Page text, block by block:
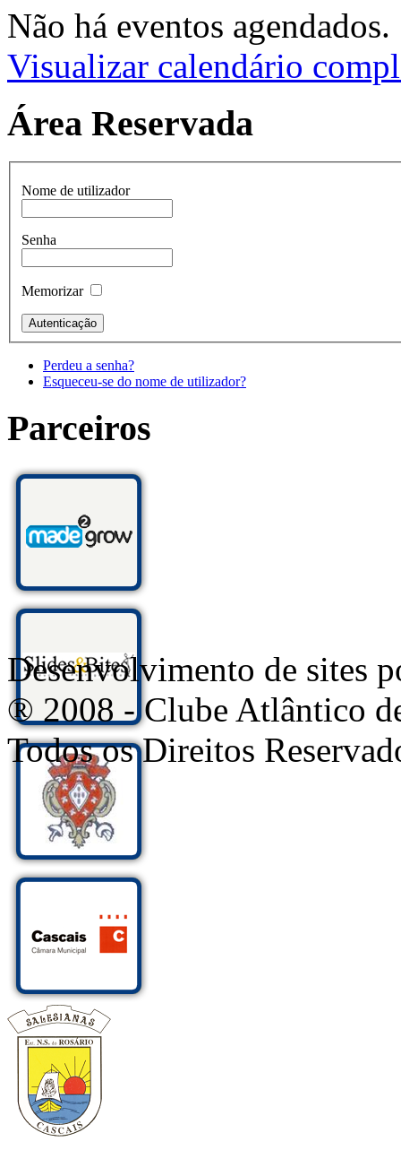
Não há eventos agendados.
Visualizar calendário
Área Reservada
Nome de utilizador
Senha
Memorizar
Perdeu a senha?
Esqueceu-se do nome de utilizador?
Parceiros
Desenvolvimento de sites
® 2008 - Clube Atlântico
Todos os Direitos